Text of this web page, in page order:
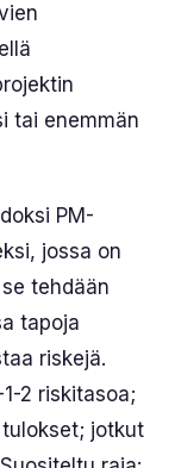
tai enemmän
PM-
jossa on
tehdään
tapoja
riskejä.
2 riskitasoa;
jotkut